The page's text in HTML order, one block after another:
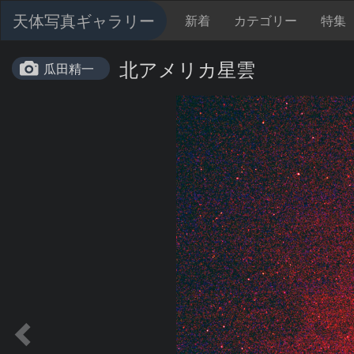
天体写真ギャラリー 新着 カテゴリー 特集
瓜田精一 北アメリカ星雲